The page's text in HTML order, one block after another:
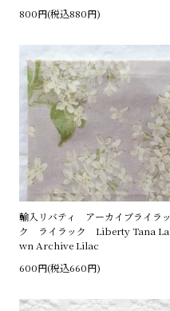
800円(税込880円)
輸入リバティ アーカイブライラッ
ク ライラック Liberty Tana La
wn Archive Lilac
600円(税込660円)